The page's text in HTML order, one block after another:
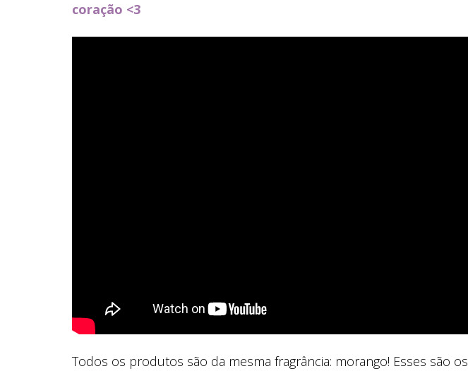
coração <3
Todos os produtos são da mesma fragrância: morango! Esses são os